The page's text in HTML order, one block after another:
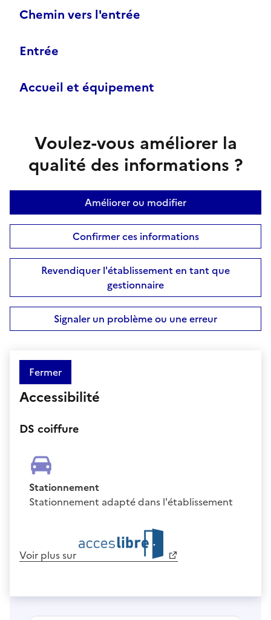
Chemin vers l'entrée
Entrée
Accueil et équipement
Voulez-vous améliorer la
qualité des informations ?
Améliorer ou modifier
Confirmer ces informations
Revendiquer l'établissement en tant que
gestionnaire
Signaler un problème ou une erreur
Fermer
Accessibilité
DS coiffure
Stationnement
Stationnement adapté dans l'établissement
Voir plus sur